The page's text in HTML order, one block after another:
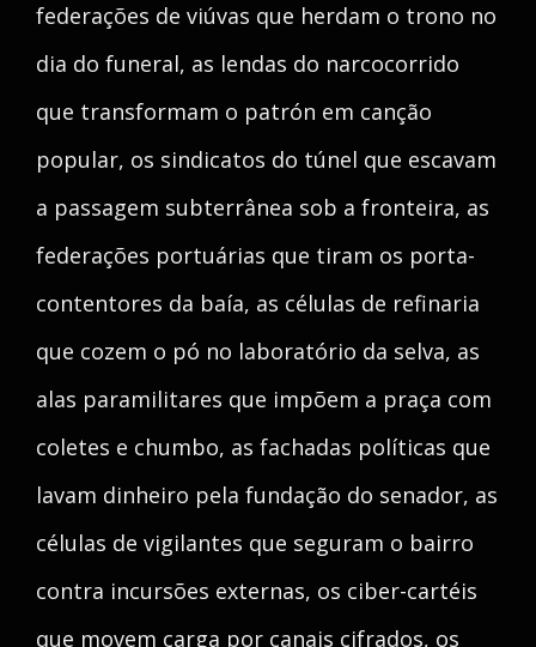
federações de viúvas que herdam o trono no
dia do funeral, as lendas do narcocorrido
que transformam o patrón em canção
popular, os sindicatos do túnel que escavam
a passagem subterrânea sob a fronteira, as
federações portuárias que tiram os porta-
contentores da baía, as células de refinaria
que cozem o pó no laboratório da selva, as
alas paramilitares que impõem a praça com
coletes e chumbo, as fachadas políticas que
lavam dinheiro pela fundação do senador, as
células de vigilantes que seguram o bairro
contra incursões externas, os ciber-cartéis
que movem carga por canais cifrados, os